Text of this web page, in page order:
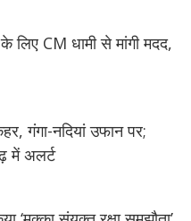
CM धामी से मांगी मदद,
गंगा-नदियां उफान पर;
में अलर्ट